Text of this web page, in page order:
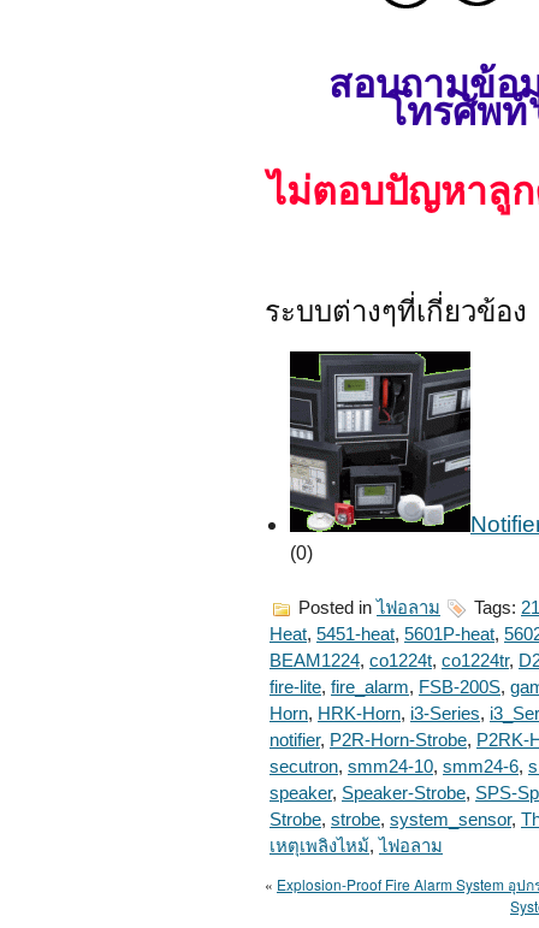
สอบถามข้อ
โทรศัพท์
ไม่ตอบปัญหาลู
ระบบต่างๆที่เกี่ยวข้อง
(0)
Posted in ไฟอลาม Tags:
Heat, 5451-heat, 5601P-heat,
BEAM1224, co1224t, co1224tr,
fire-lite, fire_alarm, FSB-200S,
Horn, HRK-Horn, i3-Series,
notifier, P2R-Horn-Strobe, P2RK-
secutron, smm24-10, smm24-6,
speaker, Speaker-Strobe, SPS-
Strobe, strobe, system_sensor,
เหตุเพลิงไหม้, ไฟอลาม
« Explosion-Proof Fire Alarm System อุป